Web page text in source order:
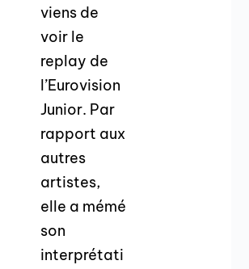
viens de
voir le
replay de
l’Eurovision
Junior. Par
rapport aux
autres
artistes,
elle a mémé
son
interprétati